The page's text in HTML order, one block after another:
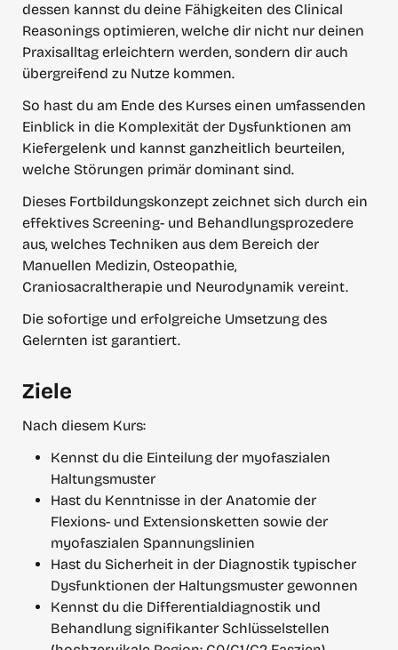
dessen kannst du deine Fähigkeiten des Clinical
Reasonings optimieren, welche dir nicht nur deinen
Praxisalltag erleichtern werden, sondern dir auch
übergreifend zu Nutze kommen.
So hast du am Ende des Kurses einen umfassenden
Einblick in die Komplexität der Dysfunktionen am
Kiefergelenk und kannst ganzheitlich beurteilen,
welche Störungen primär dominant sind.
Dieses Fortbildungskonzept zeichnet sich durch ein
effektives Screening- und Behandlungsprozedere
aus, welches Techniken aus dem Bereich der
Manuellen Medizin, Osteopathie,
Craniosacraltherapie und Neurodynamik vereint.
Die sofortige und erfolgreiche Umsetzung des
Gelernten ist garantiert.
Ziele
Nach diesem Kurs:
Kennst du die Einteilung der myofaszialen
Haltungsmuster
Hast du Kenntnisse in der Anatomie der
Flexions- und Extensionsketten sowie der
myofaszialen Spannungslinien
Hast du Sicherheit in der Diagnostik typischer
Dysfunktionen der Haltungsmuster gewonnen
Kennst du die Differentialdiagnostik und
Behandlung signifikanter Schlüsselstellen